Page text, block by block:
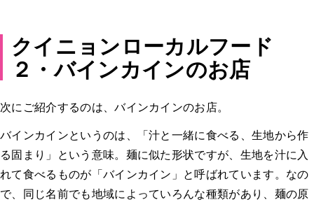
クイニョンローカルフード
２・バインカインのお店
次にご紹介するのは、バインカインのお店。
バインカインというのは、「汁と一緒に食べる、生地から作
る固まり」という意味。麺に似た形状ですが、生地を汁に入
れて食べるものが「バインカイン」と呼ばれています。なの
で、同じ名前でも地域によっていろんな種類があり、麺の原